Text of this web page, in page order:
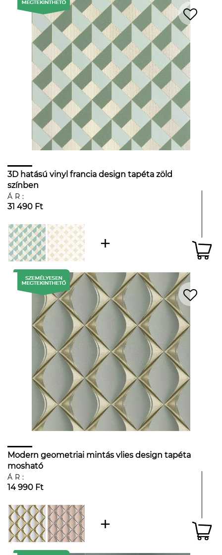
3D hatású vinyl francia design tapéta zöld
színben
ÁR:
31 490 Ft
Modern geometriai mintás vlies design tapéta
mosható
ÁR:
14 990 Ft